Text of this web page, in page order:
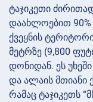
ტაჯიკეთი
დაახლოებით
ქვეყნის
მეტრზე (9,800
დონიდან. ეს
და ალაის მთიანი
რამაც ტაჯიკეთს